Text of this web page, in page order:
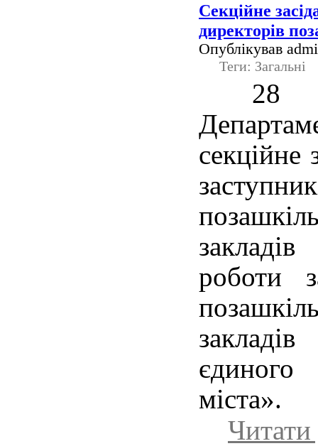
Секційне
директорів
Опублікував
Теги: Загальні
28
секційне
роботи
єдиного
міста».